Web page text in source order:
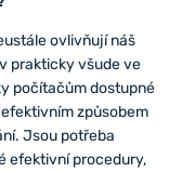
ovlivňují náš
prakticky všude ve
počítačům dostupné
způsobem
Jsou potřeba
efektivní procedury,